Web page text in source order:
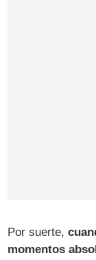
Por suerte,
momentos